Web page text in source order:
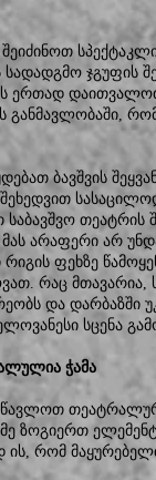
ჯგუფის
ერთად
განმავლობაში,
ბავშვის
თეატრის
არაფერი არ
ფეხზე
რაც მთავარია,
და დარბაზში
სცენა
ჭამა
ზოგიერთ
ის, რომ